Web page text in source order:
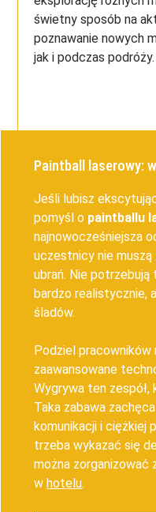
świetny sposób na
poznawanie nowych
jak i podczas
Paintball laserowy:
Jeśli lubisz
pomyśl o paintballu
najnowocześniejsza
uczestnicy nie muszą
ubrań. Nie potrzebują
bardzo realistycznie,
śladów.
Podziel pracowników
zaawansowane
Wygrywa ten
Taka zabawa
komunikacji i ciężkiej
trzeba wykazać się
można zorganizować
w hotelu.